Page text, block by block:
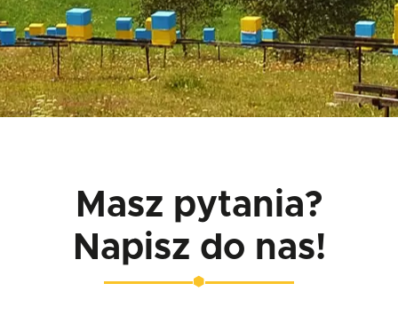
Masz pytania?
Napisz do nas!